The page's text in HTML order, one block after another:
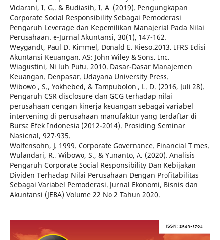
Vidarani, I. G., & Budiasih, I. A. (2019). Pengungkapan
Corporate Social Responsibility Sebagai Pemoderasi
Pengaruh Leverage dan Kepemilikan Manajerial Pada Nilai
Perusahaan. e-Jurnal Akuntansi, 30(1), 147-162.
Weygandt, Paul D. Kimmel, Donald E. Kieso.2013. IFRS Edisi
Akuntansi Keuangan. AS: John Wiley & Sons, Inc.
Wiagustini, Ni luh Putu. 2010. Dasar-Dasar Manajemen
Keuangan. Denpasar. Udayana University Press.
Wibowo , S., Yokhebed, & Tampubolon , L. D. (2016, Juli 28).
Pengaruh CSR disclosure dan GCG terhadap nilai
perusahaan dengan kinerja keuangan sebagai variabel
intervening di perusahaan manufaktur yang terdaftar di
Bursa Efek Indonesia (2012-2014). Prosiding Seminar
Nasional, 927-935.
Wolfensohn, J. 1999. Corporate Governance. Financial Times.
Wulandari, R., Wibowo, S., & Yunanto, A. (2020). Analisis
Pengaruh Corporate Social Responsibility Dan Kebijakan
Dividen Terhadap Nilai Perusahaan Dengan Profitabilitas
Sebagai Variabel Pemoderasi. Jurnal Ekonomi, Bisnis dan
Akuntansi (JEBA) Volume 22 No 2 Tahun 2020.